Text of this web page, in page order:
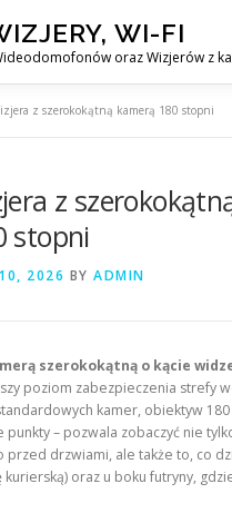
WI-FI
oraz Wizjerów z
EN
z szerokokątną kamerą 180 stopni
z
stopni
2026 BY ADMIN
szerokokątną o kącie
poziom zabezpieczenia strefy
kamer, obiektyw
– pozwala zobaczyć nie
drzwiami, ale także to, co
kurierską) oraz u boku futryny,